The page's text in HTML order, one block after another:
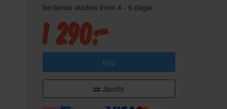
beräknas skickas inom 4 - 6 dagar
1 290:-
Köp
Jämför